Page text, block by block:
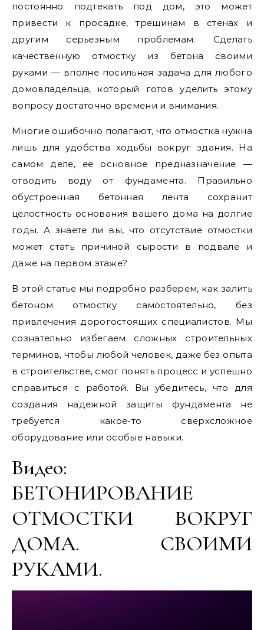
постоянно подтекать под дом, это может
привести к просадке, трещинам в стенах и
другим серьезным проблемам. Сделать
качественную отмостку из бетона своими
руками — вполне посильная задача для любого
домовладельца, который готов уделить этому
вопросу достаточно времени и внимания.
Многие ошибочно полагают, что отмостка нужна
лишь для удобства ходьбы вокруг здания. На
самом деле, ее основное предназначение —
отводить воду от фундамента. Правильно
обустроенная бетонная лента сохранит
целостность основания вашего дома на долгие
годы. А знаете ли вы, что отсутствие отмостки
может стать причиной сырости в подвале и
даже на первом этаже?
В этой статье мы подробно разберем, как залить
бетоном отмостку самостоятельно, без
привлечения дорогостоящих специалистов. Мы
сознательно избегаем сложных строительных
терминов, чтобы любой человек, даже без опыта
в строительстве, смог понять процесс и успешно
справиться с работой. Вы убедитесь, что для
создания надежной защиты фундамента не
требуется какое-то сверхсложное
оборудование или особые навыки.
Видео:
БЕТОНИРОВАНИЕ
ОТМОСТКИ ВОКРУГ
ДОМА. СВОИМИ
РУКАМИ.